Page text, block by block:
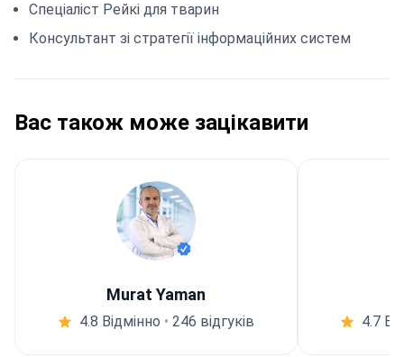
Спеціаліст Рейкі для тварин
Консультант зі стратегії інформаційних систем
Вас також може зацікавити
Murat Yaman
4.8 Відмінно • 246 відгуків 4.7